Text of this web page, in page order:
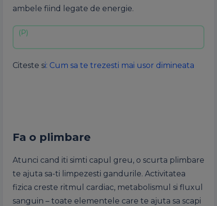
ambele fiind legate de energie.
Citeste si: Cum sa te trezesti mai usor dimineata
Fa o plimbare
Atunci cand iti simti capul greu, o scurta plimbare
te ajuta sa-ti limpezesti gandurile. Activitatea
fizica creste ritmul cardiac, metabolismul si fluxul
sanguin – toate elementele care te ajuta sa scapi